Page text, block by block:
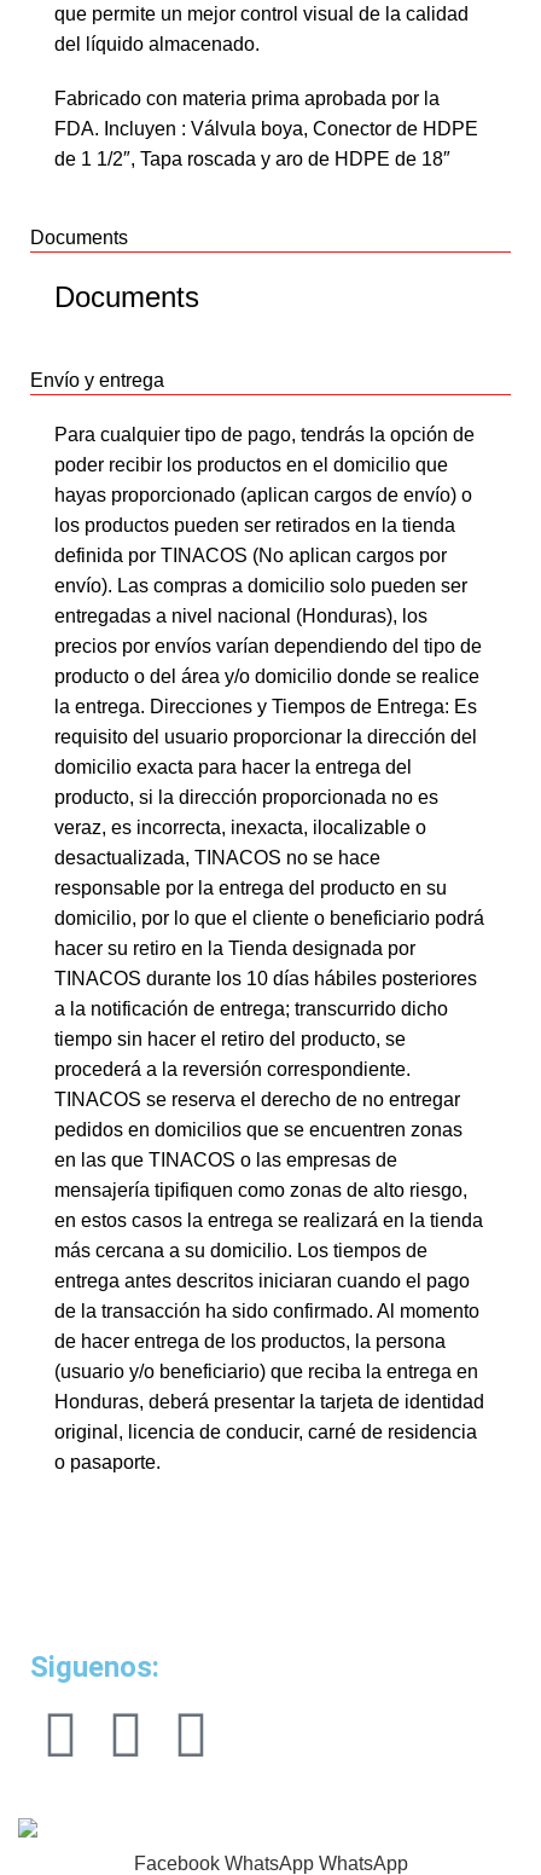
que permite un mejor control visual de la calidad
del líquido almacenado.
Fabricado con materia prima aprobada por la
FDA. Incluyen : Válvula boya, Conector de HDPE
de 1 1/2″, Tapa roscada y aro de HDPE de 18″
Documents
Documents
Envío y entrega
Para cualquier tipo de pago, tendrás la opción de
poder recibir los productos en el domicilio que
hayas proporcionado (aplican cargos de envío) o
los productos pueden ser retirados en la tienda
definida por TINACOS (No aplican cargos por
envío). Las compras a domicilio solo pueden ser
entregadas a nivel nacional (Honduras), los
precios por envíos varían dependiendo del tipo de
producto o del área y/o domicilio donde se realice
la entrega. Direcciones y Tiempos de Entrega: Es
requisito del usuario proporcionar la dirección del
domicilio exacta para hacer la entrega del
producto, si la dirección proporcionada no es
veraz, es incorrecta, inexacta, ilocalizable o
desactualizada, TINACOS no se hace
responsable por la entrega del producto en su
domicilio, por lo que el cliente o beneficiario podrá
hacer su retiro en la Tienda designada por
TINACOS durante los 10 días hábiles posteriores
a la notificación de entrega; transcurrido dicho
tiempo sin hacer el retiro del producto, se
procederá a la reversión correspondiente.
TINACOS se reserva el derecho de no entregar
pedidos en domicilios que se encuentren zonas
en las que TINACOS o las empresas de
mensajería tipifiquen como zonas de alto riesgo,
en estos casos la entrega se realizará en la tienda
más cercana a su domicilio. Los tiempos de
entrega antes descritos iniciaran cuando el pago
de la transacción ha sido confirmado. Al momento
de hacer entrega de los productos, la persona
(usuario y/o beneficiario) que reciba la entrega en
Honduras, deberá presentar la tarjeta de identidad
original, licencia de conducir, carné de residencia
o pasaporte.
Siguenos:
Facebook WhatsApp WhatsApp